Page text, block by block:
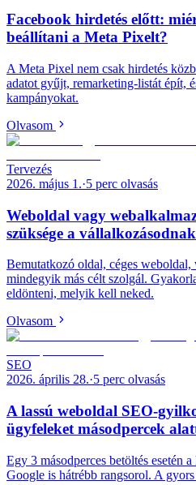
Facebook hirdetés előtt:
beállítani a Meta Pixelt?
A Meta Pixel nem csak hirdetés
adatot gyűjt, remarketing-listát épít,
kampányokat.
Olvasom
Tervezés
2026. május 1.·5 perc olvasás
Weboldal vagy
szüksége a
Bemutatkozó oldal, céges
mindegyik más célt szolgál.
eldönteni, melyik kell neked.
Olvasom
SEO
2026. április 28.·5 perc olvasás
A lassú weboldal SEO-
ügyfeleket másodpercek
Egy 3 másodperces betöltés esetén
Google is hátrébb rangsorol. A